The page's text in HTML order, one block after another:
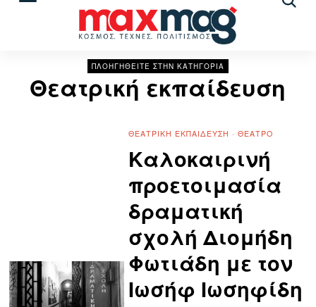
ΠΛΟΗΓΗΘΕΙΤΕ ΣΤΗΝ ΚΑΤΗΓΟΡΙΑ
Θεατρική εκπαίδευση
ΘΕΑΤΡΙΚΉ ΕΚΠΑΊΔΕΥΣΗ · ΘΈΑΤΡΟ
Καλοκαιρινή
προετοιμασία
δραματική
σχολή Διομήδη
Φωτιάδη με τον
Ιωσήφ Ιωσηφίδη